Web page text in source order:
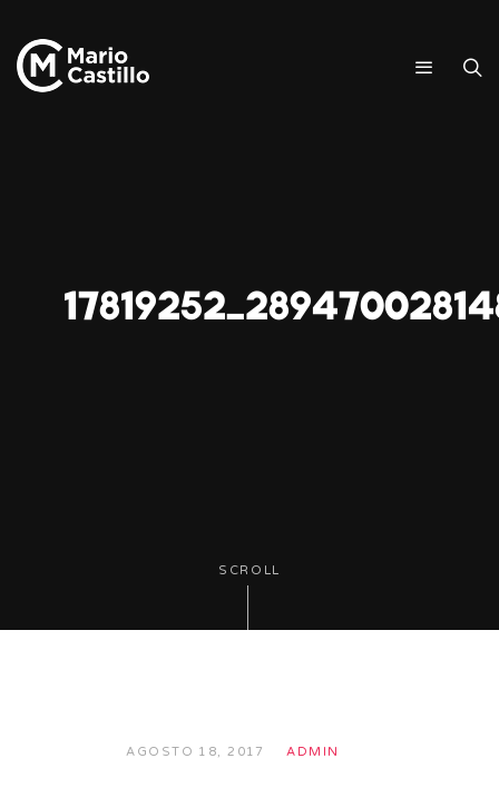
SCROLL
AGOSTO 18, 2017 ADMIN